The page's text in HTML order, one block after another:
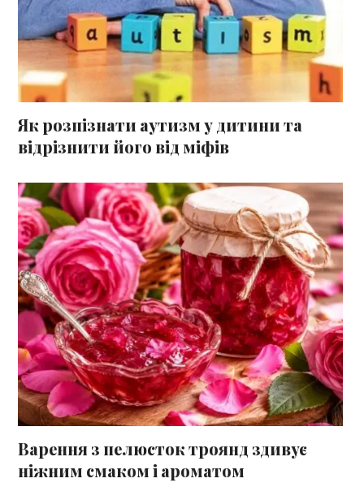
Як розпізнати аутизм у дитини та
відрізнити його від міфів
Варення з пелюсток троянд здивує
ніжним смаком і ароматом